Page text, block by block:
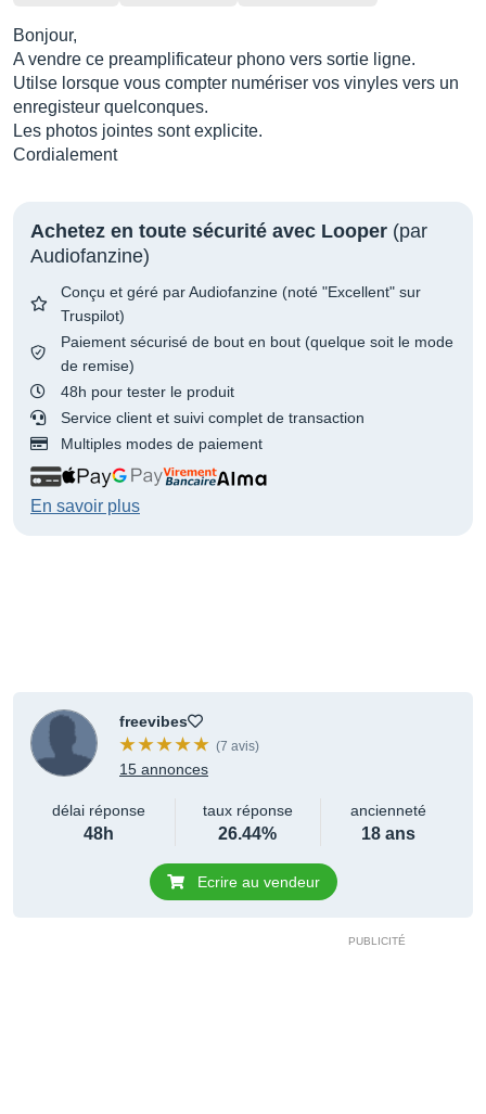
Bonjour,
A vendre ce preamplificateur phono vers sortie ligne.
Utilse lorsque vous compter numériser vos vinyles vers un
enregisteur quelconques.
Les photos jointes sont explicite.
Cordialement
Achetez en toute sécurité avec Looper (par
Audiofanzine)
Conçu et géré par Audiofanzine (noté "Excellent" sur
Truspilot)
Paiement sécurisé de bout en bout (quelque soit le mode
de remise)
48h pour tester le produit
Service client et suivi complet de transaction
Multiples modes de paiement
En savoir plus
freevibes
(7 avis)
15 annonces
délai réponse
48h
taux réponse
26.44%
ancienneté
18 ans
Ecrire au vendeur